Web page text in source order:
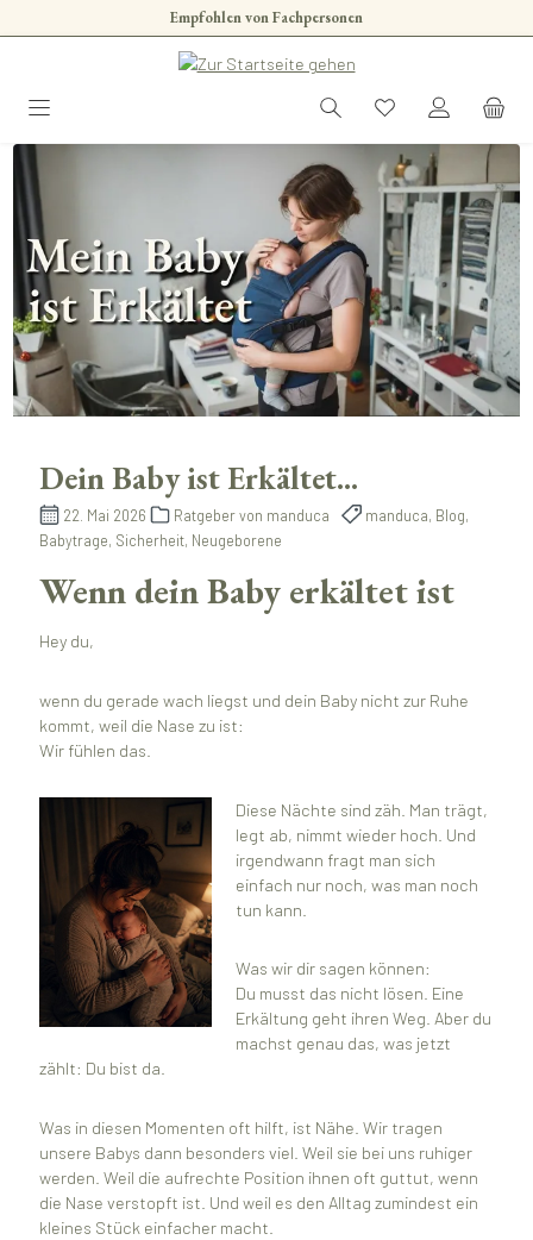
Zum Hauptinhalt springenEmpfohlen von Fachpersonen
Dein Baby ist Erkältet...
22. Mai 2026 Ratgeber von manduca
manduca, Blog,
Babytrage, Sicherheit, Neugeborene
Wenn dein Baby erkältet ist
Hey du,
wenn du gerade wach liegst und dein Baby nicht zur Ruhe
kommt, weil die Nase zu ist:
Wir fühlen das.
Diese Nächte sind zäh. Man trägt,
legt ab, nimmt wieder hoch. Und
irgendwann fragt man sich
einfach nur noch, was man noch
tun kann.
Was wir dir sagen können:
Du musst das nicht lösen. Eine
Erkältung geht ihren Weg. Aber du
machst genau das, was jetzt
zählt: Du bist da.
Was in diesen Momenten oft hilft, ist Nähe. Wir tragen
unsere Babys dann besonders viel. Weil sie bei uns ruhiger
werden. Weil die aufrechte Position ihnen oft guttut, wenn
die Nase verstopft ist. Und weil es den Alltag zumindest ein
kleines Stück einfacher macht.